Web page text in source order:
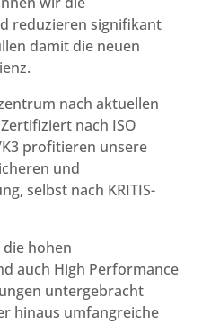
reduzieren signifikant
damit die neuen
nach aktuellen
nach ISO
profitieren unsere
und
selbst nach KRITIS-
hohen
auch High Performance
untergebracht
hinaus umfangreiche